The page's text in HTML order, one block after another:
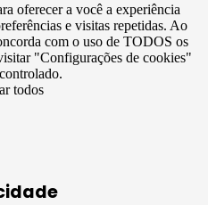
oferecer a você a experiência
e visitas repetidas. Ao
com o uso de TODOS os
"Configurações de cookies"
todos